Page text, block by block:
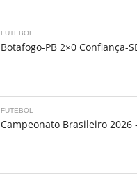
FUTEBOL
Botafogo-PB 2×0 Confiança-
FUTEBOL
Campeonato Brasileiro 2026